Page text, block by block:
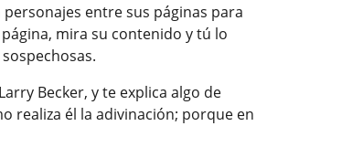
entre sus páginas para
mira su contenido y tú lo
Becker, y te explica algo de
realiza él la adivinación; porque en